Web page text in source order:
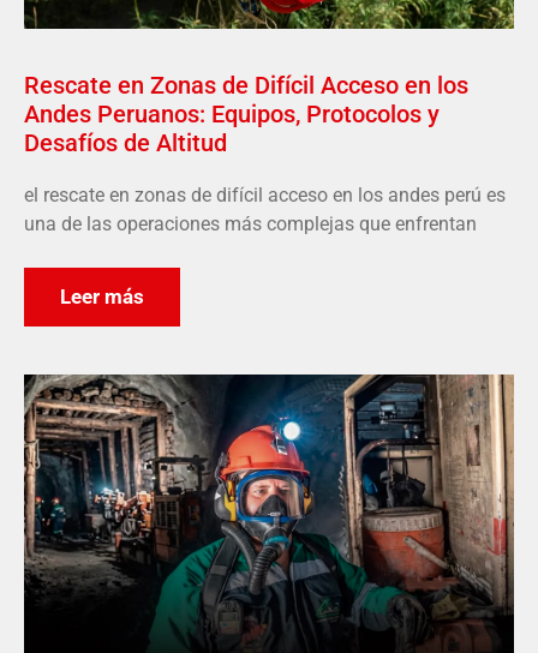
Rescate en Zonas de Difícil Acceso en los
Andes Peruanos: Equipos, Protocolos y
Desafíos de Altitud
el rescate en zonas de difícil acceso en los andes perú es
una de las operaciones más complejas que enfrentan
Leer más